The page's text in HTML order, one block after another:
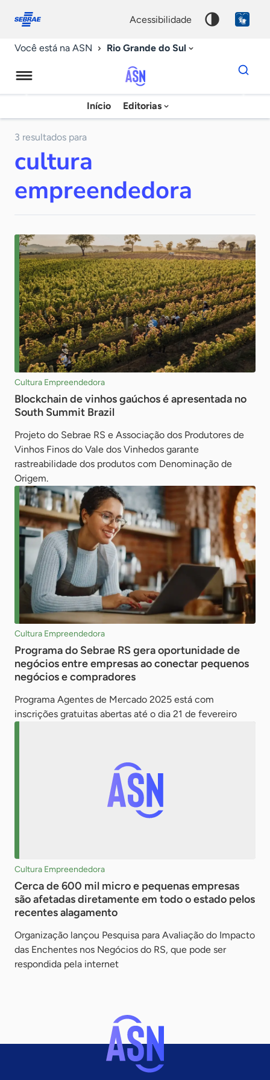
conosco
acessibilidade
Você está na ASN Rio Grande do Sul
Agência
Sebrae
Início Editorias
Dados
para
chave
3 resultados para
cultura
empreendedora
Cultura Empreendedora
Blockchain de vinhos gaúchos é apresentada no
South Summit Brazil
Projeto do Sebrae RS e Associação dos Produtores de
Vinhos Finos do Vale dos Vinhedos garante
rastreabilidade dos produtos com Denominação de
Origem.
Cultura Empreendedora
Programa do Sebrae RS gera oportunidade de
negócios entre empresas ao conectar pequenos
negócios e compradores
Programa Agentes de Mercado 2025 está com
inscrições gratuitas abertas até o dia 21 de fevereiro
Cultura Empreendedora
Cerca de 600 mil micro e pequenas empresas
são afetadas diretamente em todo o estado pelos
recentes alagamento
Organização lançou Pesquisa para Avaliação do Impacto
das Enchentes nos Negócios do RS, que pode ser
respondida pela internet